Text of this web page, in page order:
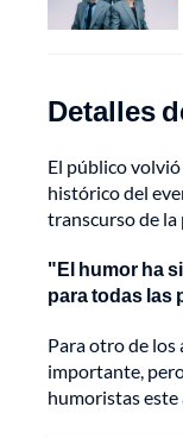
Detalles
El público
histórico del
transcurso de
"El humor ha
para todas las
Para otro de los
importante,
humoristas este